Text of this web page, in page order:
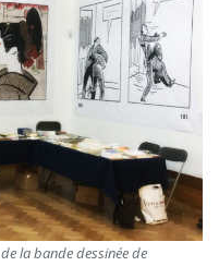
la bande dessinée de